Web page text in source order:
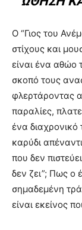
Ο “Γιος του
στίχους και
είναι ένα αθώο
σκοπό τους
φλερτάροντας
παραλίες,
ένα διαχρονικό
καρύδι
που δεν
δεν ζει”; Πως ο
σημαδεμένη
είναι εκείνος